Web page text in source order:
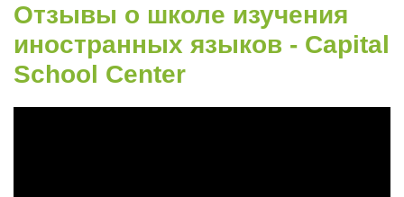
Отзывы о школе изучения
иностранных языков - Capital
School Center